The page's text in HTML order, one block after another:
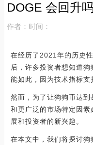
DOGE 会回升
作者： 时间：
在经历了2021年的历史
后，许多投资者想知道
能如此，因为技术指标支
然而，为了让狗狗币达
和更广泛的市场特定因
展和投资者的新兴趣。
在本文中，我们将探讨